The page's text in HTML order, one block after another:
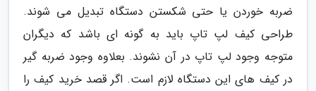
ضربه خوردن یا حتی شکستن دستگاه تبدیل می شوند.
طراحی کیف لپ تاپ باید به گونه ای باشد که دیگران
متوجه وجود لپ تاپ در آن نشوند. بعلاوه وجود ضربه گیر
در کیف های این دستگاه لازم است. اگر قصد خرید کیف را